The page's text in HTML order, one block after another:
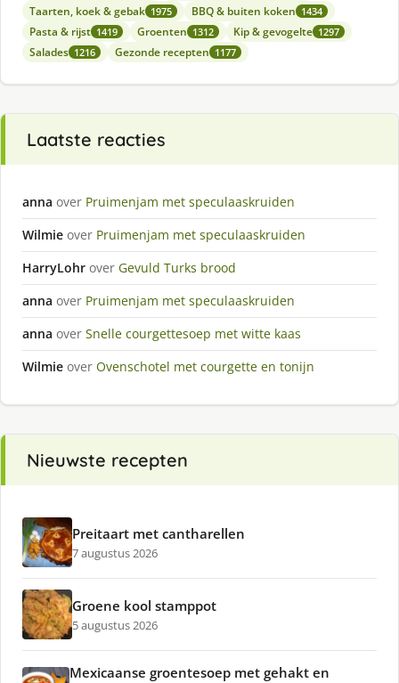
Taarten, koek & gebak 1975 BBQ & buiten koken 1434
Pasta & rijst 1419 Groenten 1312 Kip & gevogelte 1297
Salades 1216 Gezonde recepten 1177
Laatste reacties
anna over Pruimenjam met speculaaskruiden
Wilmie over Pruimenjam met speculaaskruiden
HarryLohr over Gevuld Turks brood
anna over Pruimenjam met speculaaskruiden
anna over Snelle courgettesoep met witte kaas
Wilmie over Ovenschotel met courgette en tonijn
Nieuwste recepten
Preitaart met cantharellen
7 augustus 2026
Groene kool stamppot
5 augustus 2026
Mexicaanse groentesoep met gehakt en